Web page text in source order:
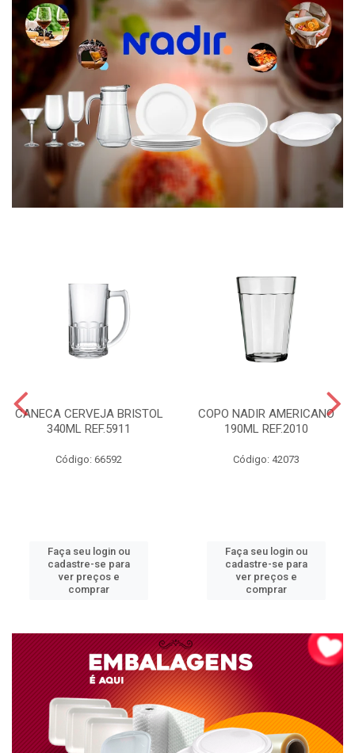
CANECA CERVEJA BRISTOL
340ML REF.5911
Código: 66592
Faça seu login ou
cadastre-se para
ver preços e
comprar
COPO NADIR AMERICANO
190ML REF.2010
Código: 42073
Faça seu login ou
cadastre-se para
ver preços e
comprar